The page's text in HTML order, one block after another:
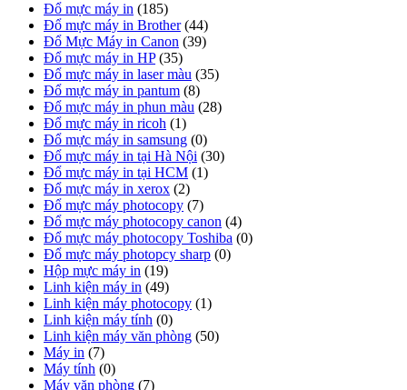
Đổ mực máy in (185)
Đổ mực máy in Brother (44)
Đổ Mực Máy in Canon (39)
Đổ mực máy in HP (35)
Đổ mực máy in laser màu (35)
Đổ mực máy in pantum (8)
Đổ mực máy in phun màu (28)
Đổ mực máy in ricoh (1)
Đổ mực máy in samsung (0)
Đổ mực máy in tại Hà Nội (30)
Đổ mực máy in tại HCM (1)
Đổ mực máy in xerox (2)
Đổ mực máy photocopy (7)
Đổ mực máy photocopy canon (4)
Đổ mực máy photocopy Toshiba (0)
Đổ mực máy photopcy sharp (0)
Hộp mực máy in (19)
Linh kiện máy in (49)
Linh kiện máy photocopy (1)
Linh kiện máy tính (0)
Linh kiện máy văn phòng (50)
Máy in (7)
Máy tính (0)
Máy văn phòng (7)